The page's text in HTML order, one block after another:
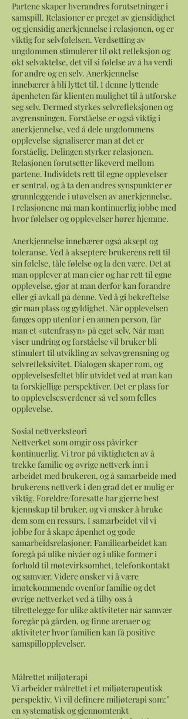
Partene skaper hverandres forutsetninger i
samspill. Relasjoner er preget av gjensidighet
og gjensidig anerkjennelse i relasjonen, og er
viktig for selvfølelsen. Verdsetting av
ungdommen stimulerer til økt refleksjon og
økt selvaktelse, det vil si følelse av å ha verdi
for andre og en selv. Anerkjennelse
innebærer å bli lyttet til. I denne lyttende
åpenheten får klienten mulighet til å utforske
seg selv. Dermed styrkes selvrefleksjonen og
avgrensningen. Forståelse er også viktig i
anerkjennelse, ved å dele ungdommens
opplevelse signaliserer man at det er
forståelig. Delingen styrker relasjonen.
Relasjonen forutsetter likeverd mellom
partene. Individets rett til egne opplevelser
er sentral, og å ta den andres synspunkter er
grunnleggende i utøvelsen av anerkjennelse.
I relasjonene må man kontinuerlig jobbe med
hvor følelser og opplevelser hører hjemme.
Anerkjennelse innebærer også aksept og
toleranse. Ved å akseptere brukerens rett til
sin følelse, tåle følelse og la den være. Det at
man opplever at man eier og har rett til egne
opplevelse, gjør at man derfor kan forandre
eller gi avkall på denne. Ved å gi bekreftelse
gir man plass og gyldighet. Når opplevelsen
fanges opp utenfor i en annen person, får
man et «utenfrasyn» på eget selv. Når man
viser undring og forståelse vil bruker bli
stimulert til utvikling av selvavgrensning og
selvrefleksivitet. Dialogen skaper rom, og
opplevelsesfeltet blir utvidet ved at man kan
ta forskjellige perspektiver. Det er plass for
to opplevelsesverdener så vel som felles
opplevelse.
Sosial nettverksteori
Nettverket som omgir oss påvirker
kontinuerlig. Vi tror på viktigheten av å
trekke familie og øvrige nettverk inn i
arbeidet med brukeren, og å samarbeide med
brukerens nettverk i den grad det er mulig er
viktig. Foreldre/foresatte har gjerne best
kjennskap til bruker, og vi ønsker å bruke
dem som en ressurs. I samarbeidet vil vi
jobbe for å skape åpenhet og gode
samarbeidsrelasjoner. Familiearbeidet kan
foregå på ulike nivåer og i ulike former i
forhold til møtevirksomhet, telefonkontakt
og samvær. Videre ønsker vi å være
imøtekommende ovenfor familie og det
øvrige nettverket ved å tilby oss å
tilrettelegge for ulike aktiviteter når samvær
foregår på gården, og finne arenaer og
aktiviteter hvor familien kan få positive
samspillopplevelser.
Målrettet miljøterapi
Vi arbeider målrettet i et miljøterapeutisk
perspektiv. Vi vil definere miljøterapi som:”
en systematisk og gjennomtenkt